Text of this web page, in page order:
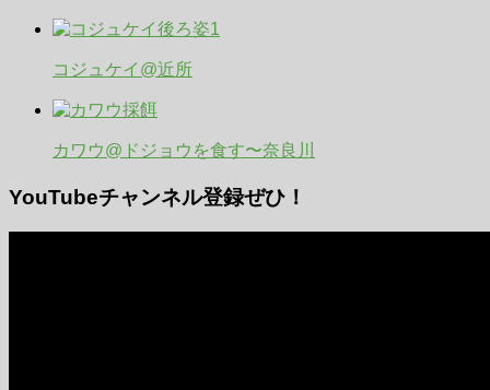
コジュケイ@近所
カワウ@ドジョウを食す〜奈良川
YouTubeチャンネル登録ぜひ！